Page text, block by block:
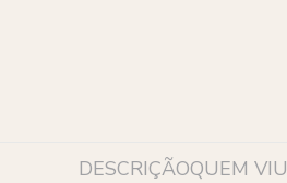
DESCRIÇÃOQUEM